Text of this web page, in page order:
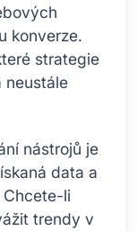
konverze.
strategie
neustále
nástrojů je
data a
li
trendy v